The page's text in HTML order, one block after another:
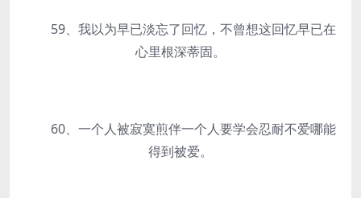
59、我以为早已淡忘了回忆，不曾想这回忆早已在
心里根深蒂固。
60、一个人被寂寞煎伴一个人要学会忍耐不爱哪能
得到被爱。